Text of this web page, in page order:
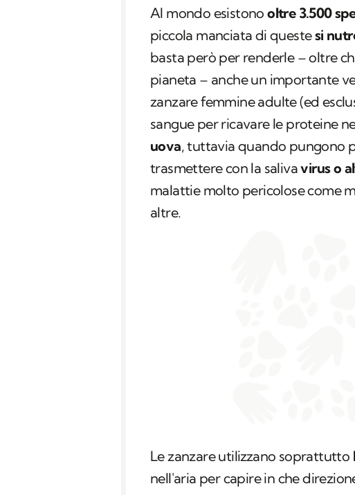
Al mondo esistonooltre 3.500
piccola manciata di questesi
basta però per renderle – oltre
pianeta – anche un importante
zanzare femmine adulte (ed
sangue per ricavare le proteine
uova, tuttavia quando pungono
trasmettere con la salivavirus o
malattie molto pericolose come
altre.
Le zanzare utilizzano soprattutto
nell'aria per capire in che